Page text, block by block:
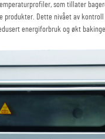
som tillater
produkter. Dette nivået av
energiforbruk og økt